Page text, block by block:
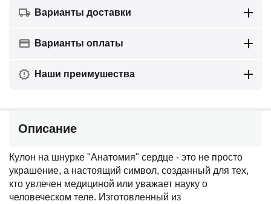
Варианты доставки
Варианты оплаты
Наши преимушества
Описание
Кулон на шнурке "Анатомия" сердце - это не просто
украшение, а настоящий символ, созданный для тех,
кто увлечен медициной или уважает науку о
человеческом теле. Изготовленный из